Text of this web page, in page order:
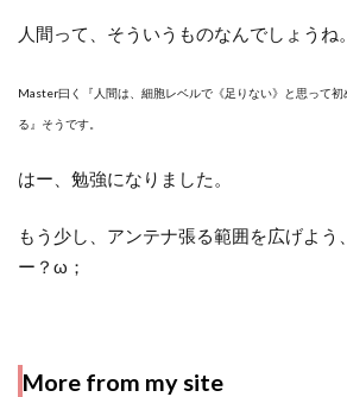
人間って、そういうものなんでしょうね。
Master曰く『人間は、細胞レベルで《足りない》と思って
る』そうです。
はー、勉強になりました。
もう少し、アンテナ張る範囲を広げよう
ー？ω；
More from my site